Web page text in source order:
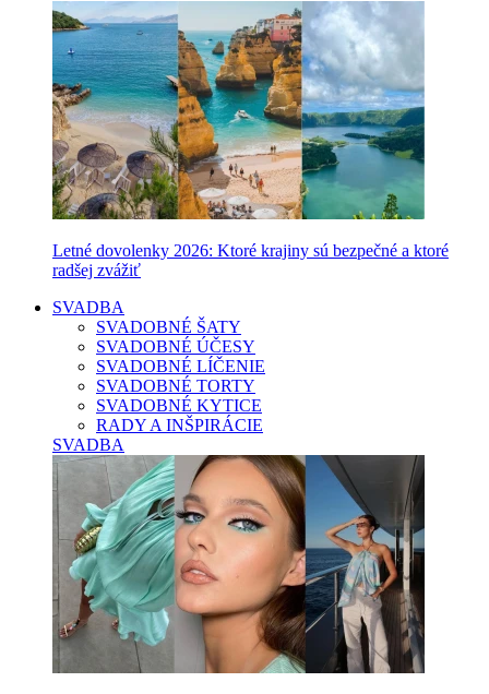
Letné dovolenky 2026: Ktoré krajiny sú bezpečné a ktoré
radšej zvážiť
SVADBA
SVADOBNÉ ŠATY
SVADOBNÉ ÚČESY
SVADOBNÉ LÍČENIE
SVADOBNÉ TORTY
SVADOBNÉ KYTICE
RADY A INŠPIRÁCIE
SVADBA